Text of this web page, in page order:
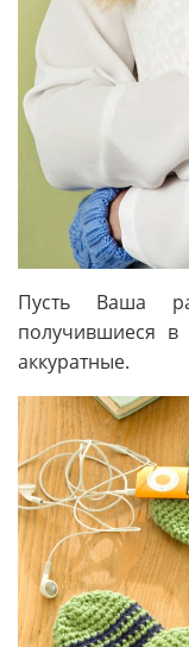
Пусть Ваша
получившиеся в
аккуратные.